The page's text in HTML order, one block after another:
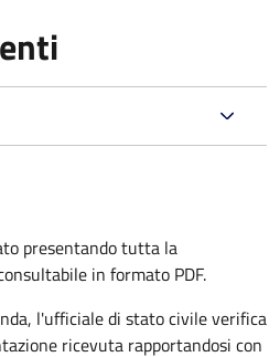
presentando tutta la
in formato PDF.
l'ufficiale di stato civile verifica
ricevuta rapportandosi con